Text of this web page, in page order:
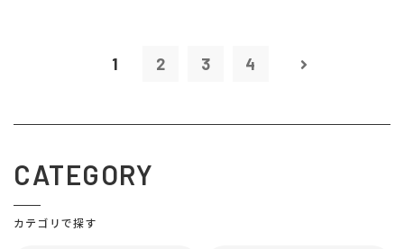
1 2 3 4
CATEGORY
カテゴリで探す